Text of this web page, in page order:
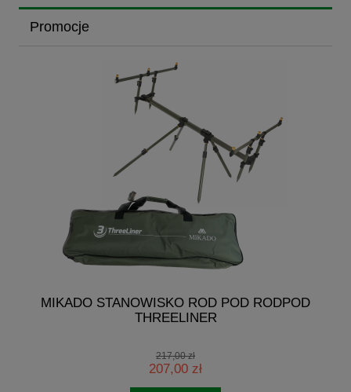
Promocje
MIKADO STANOWISKO ROD POD RODPOD
THREELINER
217,00 zł
207,00 zł